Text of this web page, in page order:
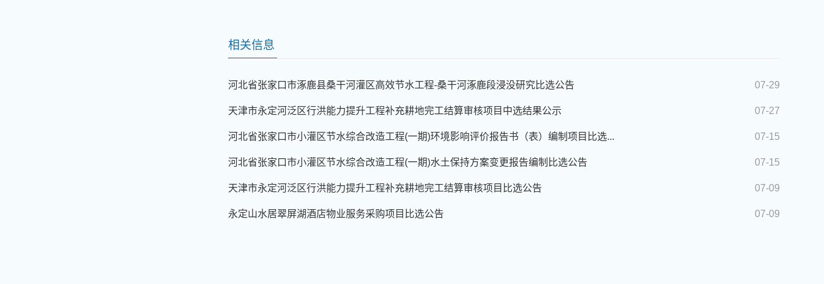
相关信息
河北省张家口市涿鹿县桑干河灌区高效节水工程-桑干河涿鹿段浸没研究比选公告 07-29
天津市永定河泛区行洪能力提升工程补充耕地完工结算审核项目中选结果公示 07-27
河北省张家口市小灌区节水综合改造工程(一期)环境影响评价报告书（表）编制项目比选... 07-15
河北省张家口市小灌区节水综合改造工程(一期)水土保持方案变更报告编制比选公告 07-15
天津市永定河泛区行洪能力提升工程补充耕地完工结算审核项目比选公告 07-09
永定山水居翠屏湖酒店物业服务采购项目比选公告 07-09